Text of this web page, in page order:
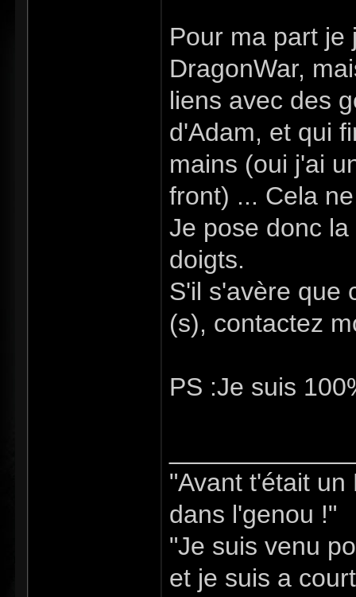
Pour ma part je
DragonWar,
liens avec des
d'Adam, et qui
mains (oui j'ai
front) ... Cela
Je pose donc
doigts.
S'il s'avère que
(s), contactez
PS :Je suis
"Avant t'était
dans l'genou !"
"Je suis venu
et je suis a